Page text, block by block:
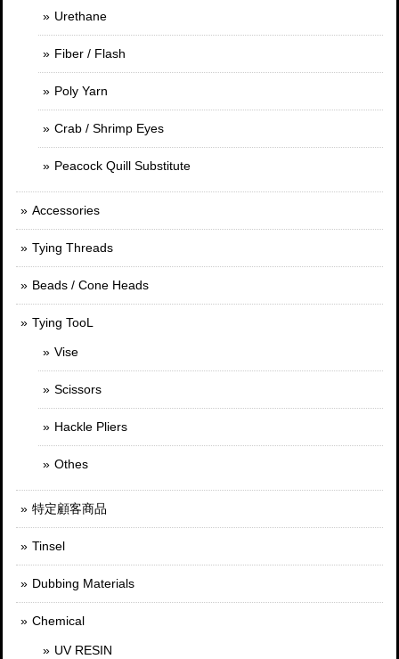
Urethane
Fiber / Flash
Poly Yarn
Crab / Shrimp Eyes
Peacock Quill Substitute
Accessories
Tying Threads
Beads / Cone Heads
Tying TooL
Vise
Scissors
Hackle Pliers
Othes
特定顧客商品
Tinsel
Dubbing Materials
Chemical
UV RESIN